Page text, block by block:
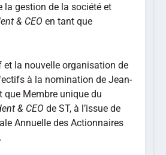
la gestion de la société et
& CEO en tant que
et la nouvelle organisation de
à la nomination de Jean-
que Membre unique du
& CEO de ST, à l’issue de
Annuelle des Actionnaires